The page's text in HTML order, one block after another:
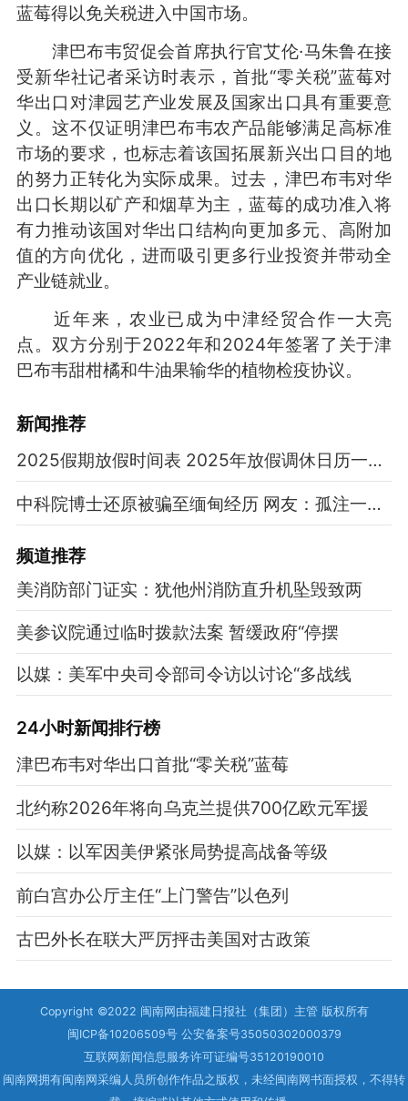
蓝莓得以免关税进入中国市场。
津巴布韦贸促会首席执行官艾伦·马朱鲁在接
受新华社记者采访时表示，首批“零关税”蓝莓对
华出口对津园艺产业发展及国家出口具有重要意
义。这不仅证明津巴布韦农产品能够满足高标准
市场的要求，也标志着该国拓展新兴出口目的地
的努力正转化为实际成果。过去，津巴布韦对华
出口长期以矿产和烟草为主，蓝莓的成功准入将
有力推动该国对华出口结构向更加多元、高附加
值的方向优化，进而吸引更多行业投资并带动全
产业链就业。
近年来，农业已成为中津经贸合作一大亮
点。双方分别于2022年和2024年签署了关于津
巴布韦甜柑橘和牛油果输华的植物检疫协议。
新闻推荐
2025假期放假时间表 2025年放假调休日历一览表
中科院博士还原被骗至缅甸经历 网友：孤注一掷现实版
频道推荐
美消防部门证实：犹他州消防直升机坠毁致两
美参议院通过临时拨款法案 暂缓政府“停摆
以媒：美军中央司令部司令访以讨论“多战线
24小时新闻排行榜
津巴布韦对华出口首批“零关税”蓝莓
北约称2026年将向乌克兰提供700亿欧元军援
以媒：以军因美伊紧张局势提高战备等级
前白宫办公厅主任“上门警告”以色列
古巴外长在联大严厉抨击美国对古政策
Copyright ©2022 闽南网由福建日报社（集团）主管 版权所有
闽ICP备10206509号 公安备案号35050302000379
互联网新闻信息服务许可证编号35120190010
闽南网拥有闽南网采编人员所创作作品之版权，未经闽南网书面授权，不得转